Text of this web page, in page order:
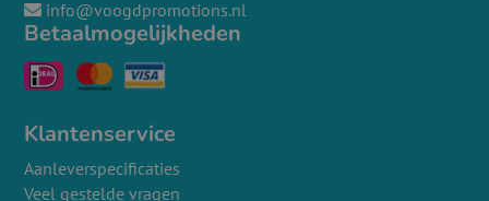
info@voogdpromotions.nl
Betaalmogelijkheden
Klantenservice
Aanleverspecificaties
Veel gestelde vragen